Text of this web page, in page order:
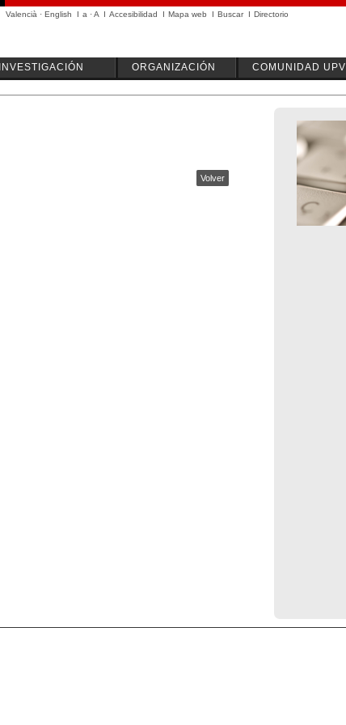
Valencià · English I a ·A I Accesibilidad I Mapa web I Buscar I Directorio
INVESTIGACIÓN ORGANIZACIÓN COMUNIDAD UPV
Volver